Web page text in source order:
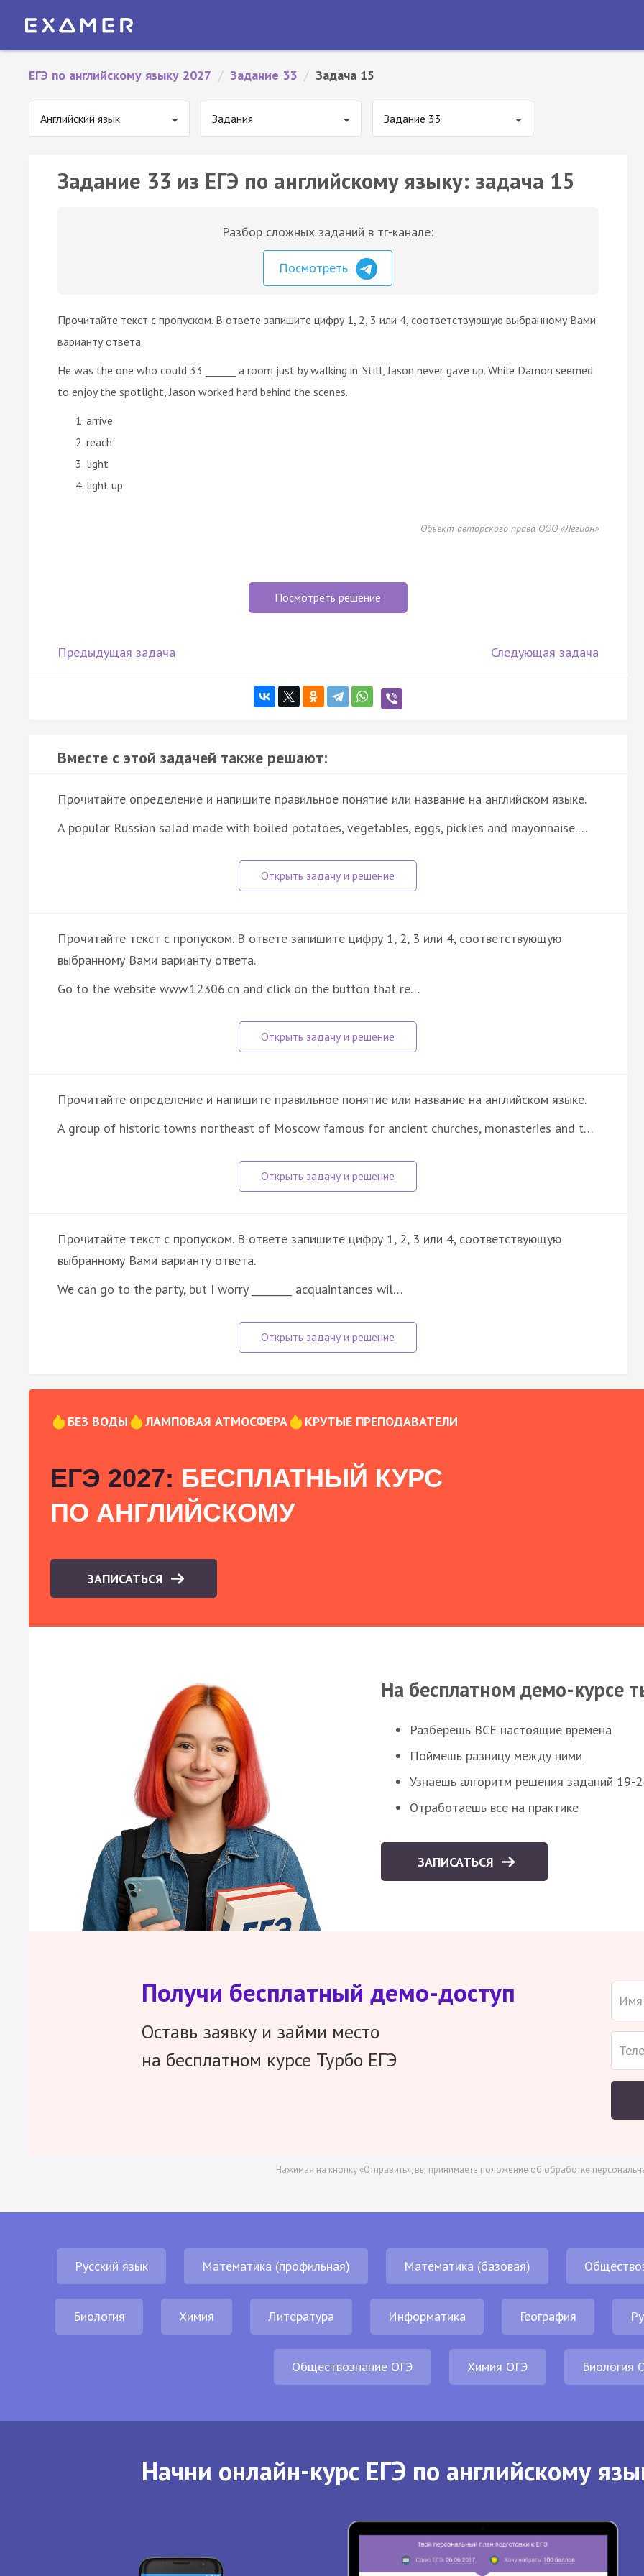
ЕГЭ по английскому языку 2027 / Задание 33 / Задача 15
Английский язык Задания Задание 33
Задание 33 из ЕГЭ по английскому языку: задача 15
Разбор сложных заданий в тг-канале:
Посмотреть
Прочитайте текст с пропуском. В ответе запишите цифру 1, 2, 3 или 4, соответствующую выбранному Вами
варианту ответа.
He was the one who could 33 ______ a room just by walking in. Still, Jason never gave up. While Damon seemed
to enjoy the spotlight, Jason worked hard behind the scenes.
arrive
reach
light
light up
Объект авторского права ООО «Легион»
Посмотреть решение
Предыдущая задача Следующая задача
Вместе с этой задачей также решают:
Прочитайте определение и напишите правильное понятие или название на английском языке.
A popular Russian salad made with boiled potatoes, vegetables, eggs, pickles and mayonnaise.…
Прочитайте текст с пропуском. В ответе запишите цифру 1, 2, 3 или 4, соответствующую
выбранному Вами варианту ответа.
Go to the website www.12306.cn and click on the button that re…
Прочитайте определение и напишите правильное понятие или название на английском языке.
A group of historic towns northeast of Moscow famous for ancient churches, monasteries and t…
Прочитайте текст с пропуском. В ответе запишите цифру 1, 2, 3 или 4, соответствующую
выбранному Вами варианту ответа.
We can go to the party, but I worry ________ acquaintances wil…
БЕЗ ВОДЫ ЛАМПОВАЯ АТМОСФЕРА КРУТЫЕ ПРЕПОДАВАТЕЛИ
ЕГЭ 2027: БЕСПЛАТНЫЙ КУРС
ПО АНГЛИЙСКОМУ
ЗАПИСАТЬСЯ
На бесплатном демо-курсе
Разберешь ВСЕ настоящие времена
Поймешь разницу между ними
Узнаешь алгоритм решения заданий 19-
Отработаешь все на практике
ЗАПИСАТЬСЯ
Получи бесплатный демо-доступ
Оставь заявку и займи место
на бесплатном курсе Турбо ЕГЭ
Нажимая на кнопку «Отправить», вы принимаете положение об обработке
Русский язык Математика (профильная) Математика (базовая)
Биология Химия Литература Информатика География
Обществознание ОГЭ Химия ОГЭ Биология
Начни онлайн-курс ЕГЭ по английскому